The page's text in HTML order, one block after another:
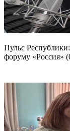
Пульс
форуму «Россия»